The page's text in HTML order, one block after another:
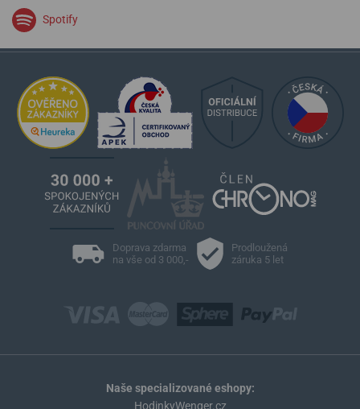
Spotify
Doprava zdarma
na vše od 3 000,-
Prodloužená
záruka 5 let
Naše specializované eshopy:
HodinkyWenger.cz